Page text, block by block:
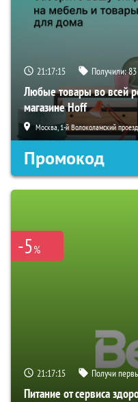
21:17:13 Получили:83
Любые товары во всей
магазине Hoff
Москва, 1-й Волоколамский
Промокод
-5%
21:17:13 Получи
Питание от сервиса